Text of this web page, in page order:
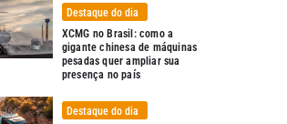
Destaque do dia
XCMG no Brasil: como a
gigante chinesa de máquinas
pesadas quer ampliar sua
presença no país
Destaque do dia